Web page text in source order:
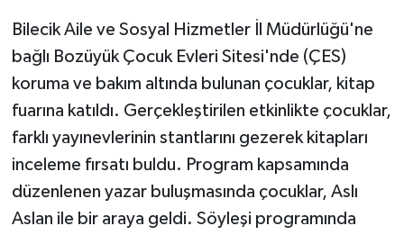
Bilecik Aile ve Sosyal Hizmetler İl Müdürlüğü'ne
bağlı Bozüyük Çocuk Evleri Sitesi'nde (ÇES)
koruma ve bakım altında bulunan çocuklar, kitap
fuarına katıldı. Gerçekleştirilen etkinlikte çocuklar,
farklı yayınevlerinin stantlarını gezerek kitapları
inceleme fırsatı buldu. Program kapsamında
düzenlenen yazar buluşmasında çocuklar, Aslı
Aslan ile bir araya geldi. Söyleşi programında
Güvenlik
İNSAN
İş Dünyası
Jandarma